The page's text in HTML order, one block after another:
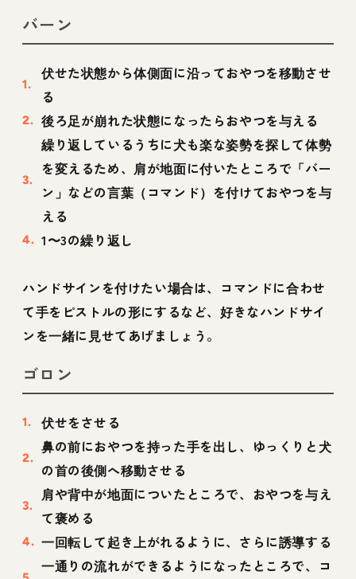
バーン
伏せた状態から体側面に沿っておやつを移動させ
る
後ろ足が崩れた状態になったらおやつを与える
繰り返しているうちに犬も楽な姿勢を探して体勢
を変えるため、肩が地面に付いたところで「バー
ン」などの言葉（コマンド）を付けておやつを与
える
1〜3の繰り返し
ハンドサインを付けたい場合は、コマンドに合わせ
て手をピストルの形にするなど、好きなハンドサイ
ンを一緒に見せてあげましょう。
ゴロン
伏せをさせる
鼻の前におやつを持った手を出し、ゆっくりと犬
の首の後側へ移動させる
肩や背中が地面についたところで、おやつを与え
て褒める
一回転して起き上がれるように、さらに誘導する
一通りの流れができるようになったところで、コ